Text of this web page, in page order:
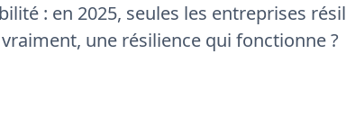
: en 2025, seules les entreprises
vraiment, une résilience qui fonctionne ?